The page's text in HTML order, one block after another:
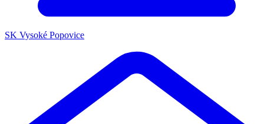
SK Vysoké Popovice